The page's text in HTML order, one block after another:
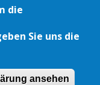
die
Sie uns die
ansehen